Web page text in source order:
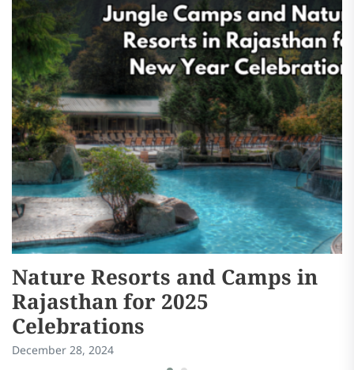
Nature Resorts and Camps in
Rajasthan for 2025
Celebrations
December 28, 2024